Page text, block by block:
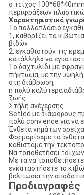
ο τοίχος
περιφράξεων
Χαρακτηριστικά
Το πολλαπλάσιο
1, καθορίζει τα
βιδών
2, εγκαθιστούν τις
κατάλληλο να
Το δαχτυλίδι με
πήκτωμα, με την υψηλή
στη διάβρωση,
η πολύ καλύτερα
ζωής
Στήλη ανέγερσης
Setted με διάφορους
πολύ convience για να
Ένθετα νημάτων
Φορμαρίσαμε τα
καθιστάμε την
Να τοποθετήσει
Με τα να
εγκαταστήσετε το
βελτιώσει την
Προδιαγραφές